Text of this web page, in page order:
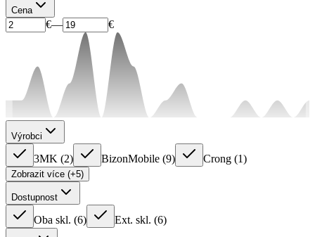
Cena
€— €
Výrobci
3MK (2) BizonMobile (9) Crong (1)
Zobrazit více (+5)
Dostupnost
Oba skl. (6) Ext. skl. (6)